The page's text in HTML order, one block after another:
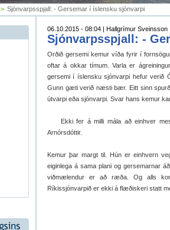
> Sjónvarpsspjall: - Gersemar í íslensku sjónvarpi
06.10.2015 - 08:04 | Hallgrímur Sveinsson
Sjónvarpsspjall: -
Orðið gersemi kemur víða fyrir í
oftar á okkar tímum. Varla er
gersemi í íslensku sjónvarpi hefur verið
Gunn gæti verið næsti bær. Eitt sinn
útvarpi eða sjónvarpi. Svar hans kemur
Ekki fer á milli mála að einhver
Arnórsdóttir.
Kemur þar margt til. Hún er einhvern
eiginlega á sama plani og gersemarnar
viðmælendur er að ræða. Og alls
Ríkissjónvarpið er ekki á flæðiskeri statt